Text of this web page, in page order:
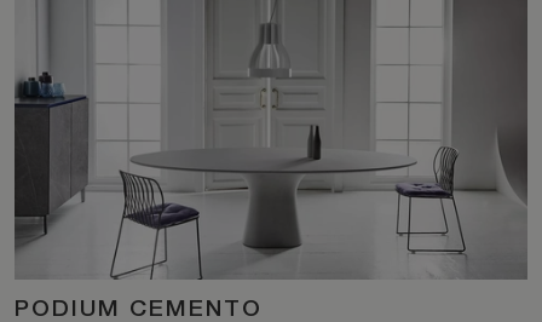
PODIUM CEMENTO